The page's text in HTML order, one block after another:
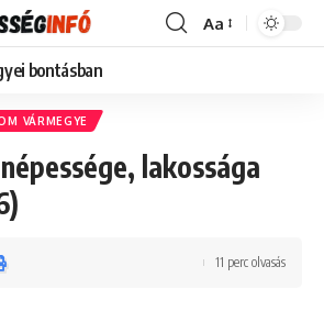
Font
Aa
bontásban
VÁRMEGYE
lakossága
11 perc olvasás